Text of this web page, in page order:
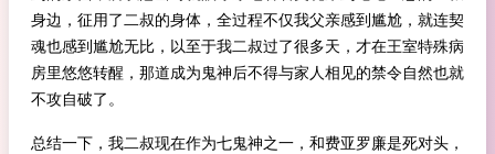
身边，征用了二叔的身体，全过程不仅我父亲感到尴尬，就连契
魂也感到尴尬无比，以至于我二叔过了很多天，才在王室特殊病
房里悠悠转醒，那道成为鬼神后不得与家人相见的禁令自然也就
不攻自破了。
总结一下，我二叔现在作为七鬼神之一，和费亚罗廉是死对头，